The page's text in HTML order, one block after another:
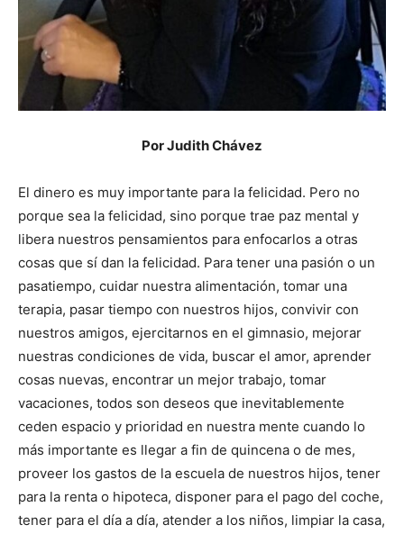
Por Judith Chávez
El dinero es muy importante para la felicidad. Pero no
porque sea la felicidad, sino porque trae paz mental y
libera nuestros pensamientos para enfocarlos a otras
cosas que sí dan la felicidad. Para tener una pasión o un
pasatiempo, cuidar nuestra alimentación, tomar una
terapia, pasar tiempo con nuestros hijos, convivir con
nuestros amigos, ejercitarnos en el gimnasio, mejorar
nuestras condiciones de vida, buscar el amor, aprender
cosas nuevas, encontrar un mejor trabajo, tomar
vacaciones, todos son deseos que inevitablemente
ceden espacio y prioridad en nuestra mente cuando lo
más importante es llegar a fin de quincena o de mes,
proveer los gastos de la escuela de nuestros hijos, tener
para la renta o hipoteca, disponer para el pago del coche,
tener para el día a día, atender a los niños, limpiar la casa,